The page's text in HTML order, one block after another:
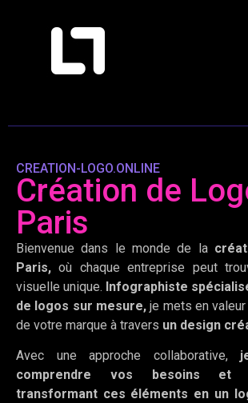
CREATION-LOGO.ONLINE
Création de
Paris
Bienvenue dans le monde de la
Paris, où chaque entreprise peut
visuelle unique. Infographiste
de logos sur mesure, je mets en
de votre marque à travers un design
Avec une approche collaborative,
comprendre vos besoins et
transformant ces éléments en un